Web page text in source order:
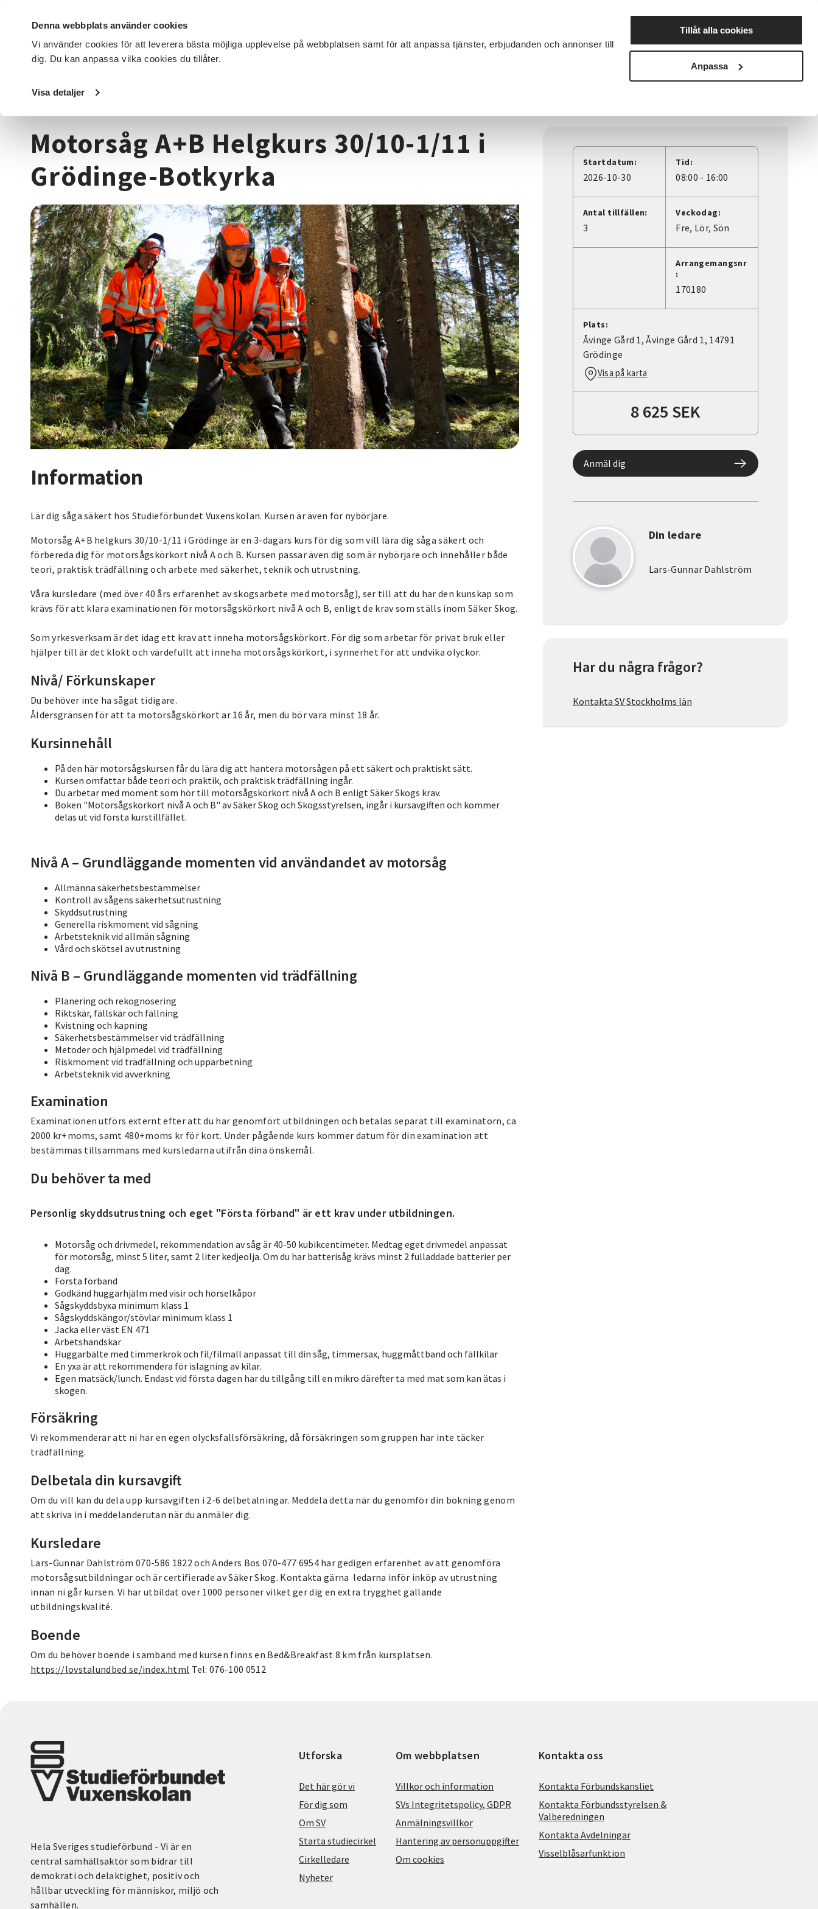
Denna webbplats använder cookies
Vi använder cookies för att leverera bästa möjliga upplevelse på webbplatsen samt för att anpassa tjänster, erbjudanden och annonser till
dig. Du kan anpassa vilka cookies du tillåter.
Visa detaljer
Tillåt alla cookies
Anpassa
DET HÄR GÖR VI FÖR DIG SOM SÖK KURSER OCH EVENEMANG Nyheter Avdelningar
Startsida / Kurser och evenemang
Motorsåg A+B Helgkurs 30/10-1/11 i
Grödinge-Botkyrka
Information
Lär dig såga säkert hos Studieförbundet Vuxenskolan. Kursen är även för nybörjare.
Motorsåg A+B helgkurs 30/10-1/11 i Grödinge är en 3-dagars kurs för dig som vill lära dig såga säkert och
förbereda dig för motorsågskörkort nivå A och B. Kursen passar även dig som är nybörjare och innehåller både
teori, praktisk trädfällning och arbete med säkerhet, teknik och utrustning.
Våra kursledare (med över 40 års erfarenhet av skogsarbete med motorsåg), ser till att du har den kunskap som
krävs för att klara examinationen för motorsågskörkort nivå A och B, enligt de krav som ställs inom Säker Skog.
Som yrkesverksam är det idag ett krav att inneha motorsågskörkort. För dig som arbetar för privat bruk eller
hjälper till är det klokt och värdefullt att inneha motorsågskörkort, i synnerhet för att undvika olyckor.
Nivå/ Förkunskaper
Du behöver inte ha sågat tidigare.
Åldersgränsen för att ta motorsågskörkort är 16 år, men du bör vara minst 18 år.
Kursinnehåll
På den här motorsågskursen får du lära dig att hantera motorsågen på ett säkert och praktiskt sätt.
Kursen omfattar både teori och praktik, och praktisk trädfällning ingår.
Du arbetar med moment som hör till motorsågskörkort nivå A och B enligt Säker Skogs krav.
Boken "Motorsågskörkort nivå A och B" av Säker Skog och Skogsstyrelsen, ingår i kursavgiften och kommer
delas ut vid första kurstillfället.
Nivå A – Grundläggande momenten vid användandet av motorsåg
Allmänna säkerhetsbestämmelser
Kontroll av sågens säkerhetsutrustning
Skyddsutrustning
Generella riskmoment vid sågning
Arbetsteknik vid allmän sågning
Vård och skötsel av utrustning
Nivå B – Grundläggande momenten vid trädfällning
Planering och rekognosering
Riktskär, fällskär och fällning
Kvistning och kapning
Säkerhetsbestämmelser vid trädfällning
Metoder och hjälpmedel vid trädfällning
Riskmoment vid trädfällning och upparbetning
Arbetsteknik vid avverkning
Examination
Examinationen utförs externt efter att du har genomfört utbildningen och betalas separat till examinatorn, ca
2000 kr+moms, samt 480+moms kr för kort. Under pågående kurs kommer datum för din examination att
bestämmas tillsammans med kursledarna utifrån dina önskemål.
Du behöver ta med
Personlig skyddsutrustning och eget "Första förband" är ett krav under utbildningen.
Motorsåg och drivmedel, rekommendation av såg är 40-50 kubikcentimeter. Medtag eget drivmedel anpassat
för motorsåg, minst 5 liter, samt 2 liter kedjeolja. Om du har batterisåg krävs minst 2 fulladdade batterier per
dag.
Första förband
Godkänd huggarhjälm med visir och hörselkåpor
Sågskyddsbyxa minimum klass 1
Sågskyddskängor/stövlar minimum klass 1
Jacka eller väst EN 471
Arbetshandskar
Huggarbälte med timmerkrok och fil/filmall anpassat till din såg, timmersax, huggmåttband och fällkilar
En yxa är att rekommendera för islagning av kilar.
Egen matsäck/lunch. Endast vid första dagen har du tillgång till en mikro därefter ta med mat som kan ätas i
skogen.
Försäkring
Vi rekommenderar att ni har en egen olycksfallsförsäkring, då försäkringen som gruppen har inte täcker
trädfällning.
Delbetala din kursavgift
Om du vill kan du dela upp kursavgiften i 2-6 delbetalningar. Meddela detta när du genomför din bokning genom
att skriva in i meddelanderutan när du anmäler dig.
Kursledare
Lars-Gunnar Dahlström 070-586 1822 och Anders Bos 070-477 6954 har gedigen erfarenhet av att genomföra
motorsågsutbildningar och är certifierade av Säker Skog. Kontakta gärna ledarna inför inköp av utrustning
innan ni går kursen. Vi har utbildat över 1000 personer vilket ger dig en extra trygghet gällande
utbildningskvalité.
Boende
Om du behöver boende i samband med kursen finns en Bed&Breakfast 8 km från kursplatsen.
https://lovstalundbed.se/index.html Tel: 076-100 0512
Startdatum:
2026-10-30
Tid:
08:00 - 16:00
Antal tillfällen:
3
Veckodag:
Fre Lör Sön
Arrangemangsnr
:
170180
Plats:
Åvinge Gård 1, Åvinge Gård 1, 14791
Grödinge
Visa på karta
8 625 SEK
Anmäl dig
Din ledare
Lars-Gunnar Dahlström
Har du några frågor?
Kontakta SV Stockholms län
Hela Sveriges studieförbund - Vi är en
central samhällsaktör som bidrar till
demokrati och delaktighet, positiv och
hållbar utveckling för människor, miljö och
samhällen.
Utforska
Det här gör vi
För dig som
Om SV
Starta studiecirkel
Cirkelledare
Nyheter
Om webbplatsen
Villkor och information
SVs Integritetspolicy, GDPR
Anmälningsvillkor
Hantering av personuppgifter
Om cookies
Kontakta oss
Kontakta Förbundskansliet
Kontakta Förbundsstyrelsen &
Valberedningen
Kontakta Avdelningar
Visselblåsarfunktion